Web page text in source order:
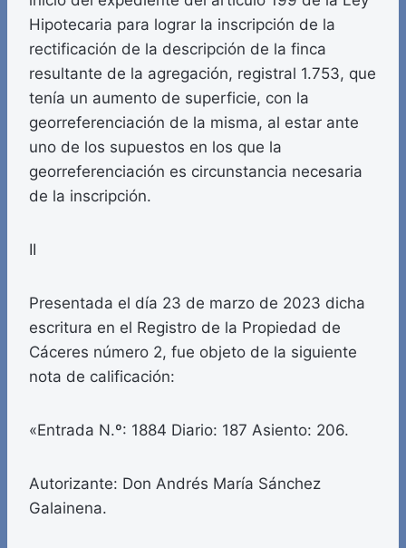
Hipotecaria para lograr la inscripción de la
rectificación de la descripción de la finca
resultante de la agregación, registral 1.753, que
tenía un aumento de superficie, con la
georreferenciación de la misma, al estar ante
uno de los supuestos en los que la
georreferenciación es circunstancia necesaria
de la inscripción.
II
Presentada el día 23 de marzo de 2023 dicha
escritura en el Registro de la Propiedad de
Cáceres número 2, fue objeto de la siguiente
nota de calificación:
«Entrada N.º: 1884 Diario: 187 Asiento: 206.
Autorizante: Don Andrés María Sánchez
Galainena.